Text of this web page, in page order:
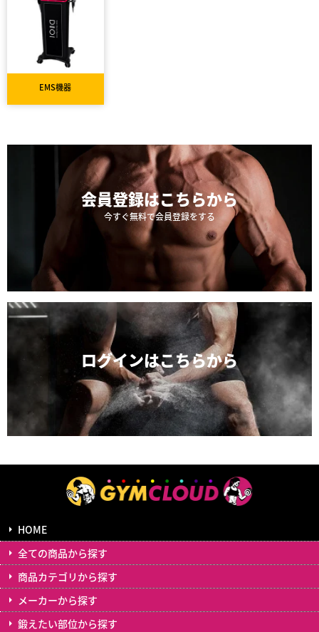
EMS機器
会員登録はこちらから
今すぐ無料で会員登録をする
ログインはこちらから
HOME
全ての商品から探す
商品カテゴリから探す
メーカーから探す
鍛えたい部位から探す